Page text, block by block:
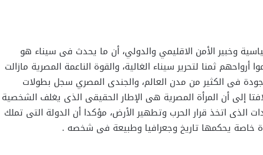
وخبير الأمن الاقليمي والدولي، أن ما يحدث فى سيناء هو
ثمنا لتحرير سيناء الغالية، والقوة الناعمة المصرية مازالت
فى الكثير من مدن العالم، والجندى المصري سجل بطولات
إلى أن المرأة المصرية هى الإطار الحقيقى الذى يغلف الشخصية
الذى اتخذ قرار الحرب وتطهير الأرض، مؤكدا أن الدولة التى تملك
خاصة يحكمها تاريخ وجعرافيا وطبيعة فى شخصه .